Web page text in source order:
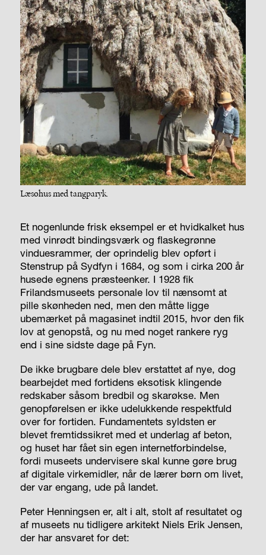
Læsøhus med tangparyk.
Et nogenlunde frisk eksempel er et hvidkalket hus
med vinrødt bindingsværk og flaskegrønne
vinduesrammer, der oprindelig blev opført i
Stenstrup på Sydfyn i 1684, og som i cirka 200 år
husede egnens præsteenker. I 1928 fik
Frilandsmuseets personale lov til nænsomt at
pille skønheden ned, men den måtte ligge
ubemærket på magasinet indtil 2015, hvor den fik
lov at genopstå, og nu med noget rankere ryg
end i sine sidste dage på Fyn.
De ikke brugbare dele blev erstattet af nye, dog
bearbejdet med fortidens eksotisk klingende
redskaber såsom bredbil og skarøkse. Men
genopførelsen er ikke udelukkende respektfuld
over for fortiden. Fundamentets syldsten er
blevet fremtidssikret med et underlag af beton,
og huset har fået sin egen internetforbindelse,
fordi museets undervisere skal kunne gøre brug
af digitale virkemidler, når de lærer børn om livet,
der var engang, ude på landet.
Peter Henningsen er, alt i alt, stolt af resultatet og
af museets nu tidligere arkitekt Niels Erik Jensen,
der har ansvaret for det: